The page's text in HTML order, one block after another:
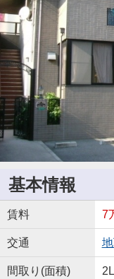
基本情報
賃料 7
交通
間取り(面積)